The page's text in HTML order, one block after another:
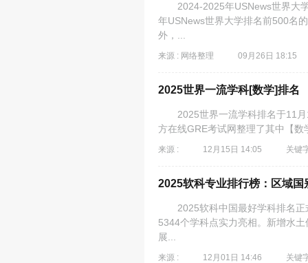
2024-2025年USNews世界大学
年USNews世界大学排名前500
外，...
来源 : 网络整理 09月26日 18:15
2025世界一流学科[数学]排名
2025世界一流学科排名于11月
方在线GRE考试网整理了其中【
来源 : 12月15日 14:05 关键
2025软科专业排行榜：区域国
2025软科中国最好学科排名正
5344个学科点实力亮相。新增水
展...
来源 : 12月01日 14:46 关键